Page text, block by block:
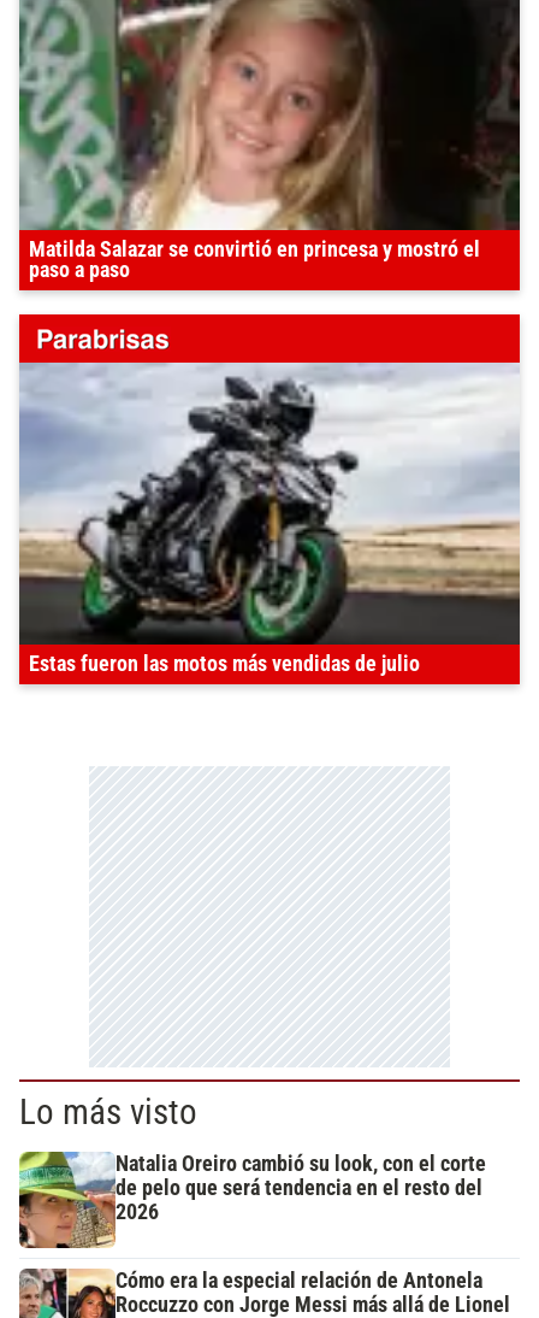
Matilda Salazar se convirtió en princesa y mostró el
paso a paso
Estas fueron las motos más vendidas de julio
Lo más visto
Natalia Oreiro cambió su look, con el corte
de pelo que será tendencia en el resto del
2026
Cómo era la especial relación de Antonela
Roccuzzo con Jorge Messi más allá de Lionel